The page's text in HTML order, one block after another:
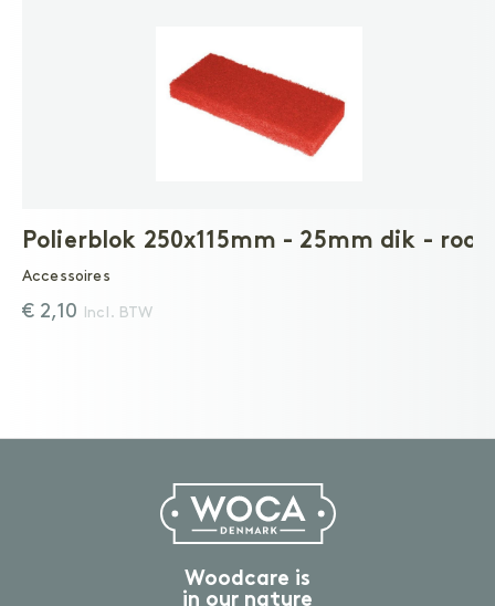
Polierblok 250x115mm - 25mm dik - rood
Accessoires
€ 2,10 Incl. BTW
Woodcare is
in our nature